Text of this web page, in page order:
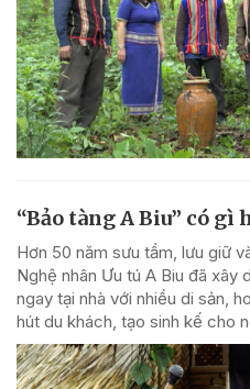
“Bảo tàng A Biu” có gì
Hơn 50 năm sưu tầm, lưu giữ
Nghệ nhân Ưu tú A Biu đã xây
ngay tại nhà với nhiều di sản,
hút du khách, tạo sinh kế cho